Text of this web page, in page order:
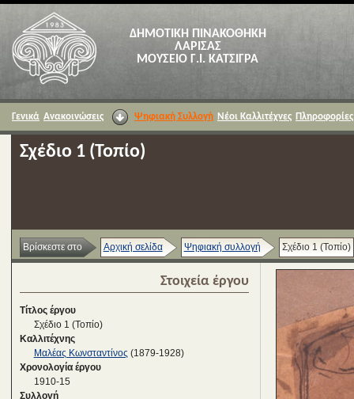
ΔΗΜΟΤΙΚΗ ΠΙΝΑΚΟΘΗΚΗ
ΛΑΡΙΣΑΣ
ΜΟΥΣΕΙΟ Γ.Ι. ΚΑΤΣΙΓΡΑ
Γενικά Ανακοινώσεις Ψηφιακή Συλλογή Νέοι Καλλιτέχνες Πληροφορίες
Σχέδιο 1 (Τοπίο)
Βρίσκεστε στο Αρχική σελίδα Ψηφιακή συλλογή Σχέδιο 1 (Τοπίο)
Στοιχεία έργου
Τίτλος έργου
Σχέδιο 1 (Τοπίο)
Καλλιτέχνης
Μαλέας Κωνσταντίνος (1879-1928)
Χρονολογία έργου
1910-15
Συλλογή